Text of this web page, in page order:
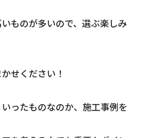
ものが多いので、選ぶ楽しみ
せください！
ったものなのか、施工事例を